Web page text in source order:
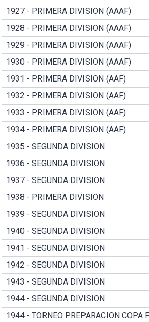
1927 - PRIMERA DIVISION (AAAF)
1928 - PRIMERA DIVISION (AAAF)
1929 - PRIMERA DIVISION (AAAF)
1930 - PRIMERA DIVISION (AAAF)
1931 - PRIMERA DIVISION (AAF)
1932 - PRIMERA DIVISION (AAF)
1933 - PRIMERA DIVISION (AAF)
1934 - PRIMERA DIVISION (AAF)
1935 - SEGUNDA DIVISION
1936 - SEGUNDA DIVISION
1937 - SEGUNDA DIVISION
1938 - PRIMERA DIVISION
1939 - SEGUNDA DIVISION
1940 - SEGUNDA DIVISION
1941 - SEGUNDA DIVISION
1942 - SEGUNDA DIVISION
1943 - SEGUNDA DIVISION
1944 - SEGUNDA DIVISION
1944 - TORNEO PREPARACION COPA